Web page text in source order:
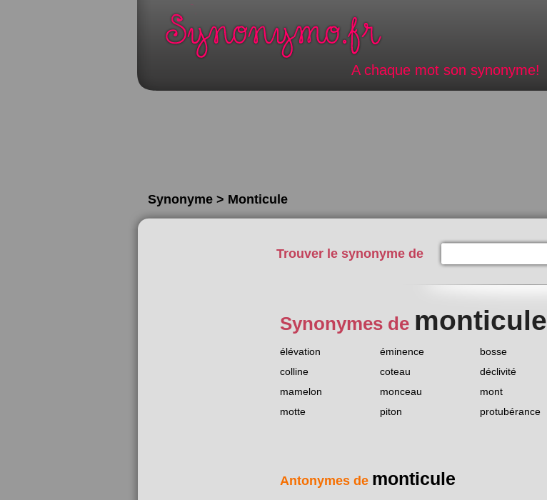
A chaque mot son synonyme!
Synonyme > Monticule
Trouver le synonyme de
Synonymes de monticule
élévation éminence bosse
colline
coteau déclivité
mamelon
monceau mont
motte
piton protubérance
Antonymes de monticule